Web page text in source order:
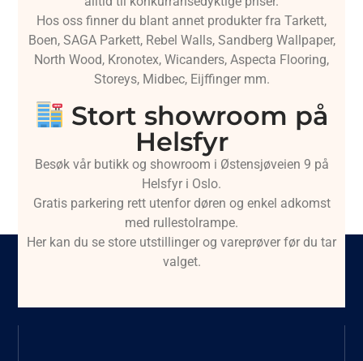
Hos oss finner du blant annet produkter fra Tarkett,
Boen, SAGA Parkett, Rebel Walls, Sandberg Wallpaper,
North Wood, Kronotex, Wicanders, Aspecta Flooring,
Storeys, Midbec, Eijffinger mm.
Stort showroom på
Helsfyr
Besøk vår butikk og showroom i Østensjøveien 9 på
Helsfyr i Oslo.
Gratis parkering rett utenfor døren og enkel adkomst
med rullestolrampe.
Her kan du se store utstillinger og vareprøver før du tar
valget.